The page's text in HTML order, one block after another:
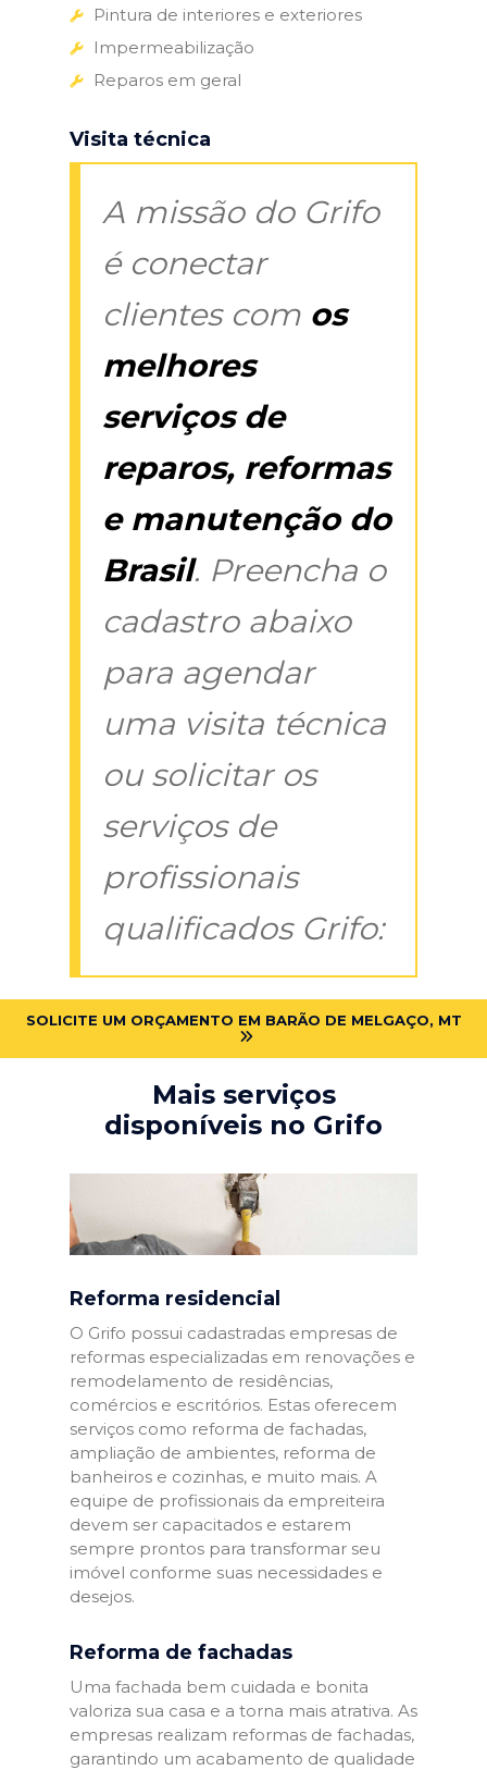
Pintura de interiores e exteriores
Impermeabilização
Reparos em geral
Visita técnica
A missão do Grifo
é conectar
clientes com os
melhores
serviços de
reparos, reformas
e manutenção do
Brasil. Preencha o
cadastro abaixo
para agendar
uma visita técnica
ou solicitar os
serviços de
profissionais
qualificados Grifo:
SOLICITE UM ORÇAMENTO EM BARÃO DE MELGAÇO, MT
Mais serviços
disponíveis no Grifo
Reforma residencial
O Grifo possui cadastradas empresas de
reformas especializadas em renovações e
remodelamento de residências,
comércios e escritórios. Estas oferecem
serviços como reforma de fachadas,
ampliação de ambientes, reforma de
banheiros e cozinhas, e muito mais. A
equipe de profissionais da empreiteira
devem ser capacitados e estarem
sempre prontos para transformar seu
imóvel conforme suas necessidades e
desejos.
Reforma de fachadas
Uma fachada bem cuidada e bonita
valoriza sua casa e a torna mais atrativa. As
empresas realizam reformas de fachadas,
garantindo um acabamento de qualidade